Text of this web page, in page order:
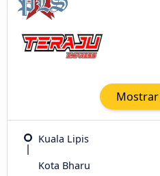
Mostrar
Kuala Lipis
Kota Bharu